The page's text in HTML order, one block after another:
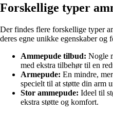
Forskellige typer
Der findes flere forskellige typer
deres egne unikke egenskaber og
Ammepude tilbud: Nogle
med ekstra tilbehør til en
Armepude: En mindre,
specielt til at støtte din arm
Stor ammepude: Ideel til
ekstra støtte og komfort.